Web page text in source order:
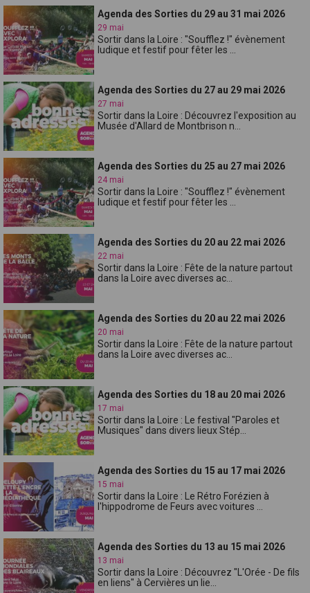
Agenda des Sorties du 29 au 31 mai 2026
29 mai
Sortir dans la Loire : "Soufflez !" évènement
ludique et festif pour fêter les ...
Agenda des Sorties du 27 au 29 mai 2026
27 mai
Sortir dans la Loire : Découvrez l'exposition au
Musée d'Allard de Montbrison n...
Agenda des Sorties du 25 au 27 mai 2026
24 mai
Sortir dans la Loire : "Soufflez !" évènement
ludique et festif pour fêter les ...
Agenda des Sorties du 20 au 22 mai 2026
22 mai
Sortir dans la Loire : Fête de la nature partout
dans la Loire avec diverses ac...
Agenda des Sorties du 20 au 22 mai 2026
20 mai
Sortir dans la Loire : Fête de la nature partout
dans la Loire avec diverses ac...
Agenda des Sorties du 18 au 20 mai 2026
17 mai
Sortir dans la Loire : Le festival "Paroles et
Musiques" dans divers lieux Stép...
Agenda des Sorties du 15 au 17 mai 2026
15 mai
Sortir dans la Loire : Le Rétro Forézien à
l'hippodrome de Feurs avec voitures ...
Agenda des Sorties du 13 au 15 mai 2026
13 mai
Sortir dans la Loire : Découvrez "L'Orée - De fils
en liens" à Cervières un lie...